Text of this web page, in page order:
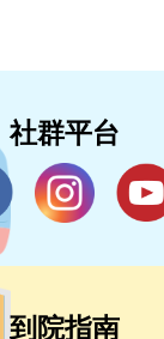
社群平台
到院指南